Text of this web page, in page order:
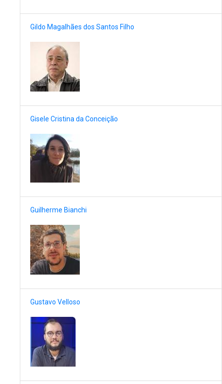
Gildo Magalhães dos Santos Filho
Gisele Cristina da Conceição
Guilherme Bianchi
Gustavo Velloso